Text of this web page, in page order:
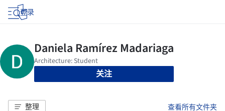
登录
关注
整理 查看所有文件夹